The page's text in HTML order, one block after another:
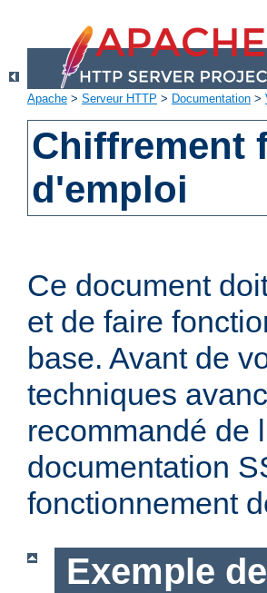
Apache > Serveur HTTP > Documentation >
Chiffrement
d'emploi
Ce document
et de faire
base. Avant de
techniques
recommandé de
documentation
fonctionnement
Exemple